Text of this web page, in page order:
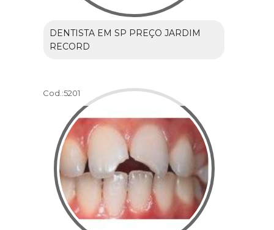
DENTISTA EM SP PREÇO JARDIM
RECORD
Cod.:5201